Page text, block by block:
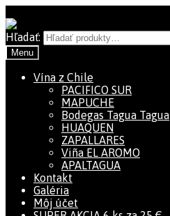
Hľadať:
Menu
Vína z Chile
PACIFICO SUR
MAPUCHE
Bodegas Tagua Tagua
HUAQUEN
ZAPALLARES
Viña EL AROMO
APALTAGUA
Kontakt
Galéria
Môj účet